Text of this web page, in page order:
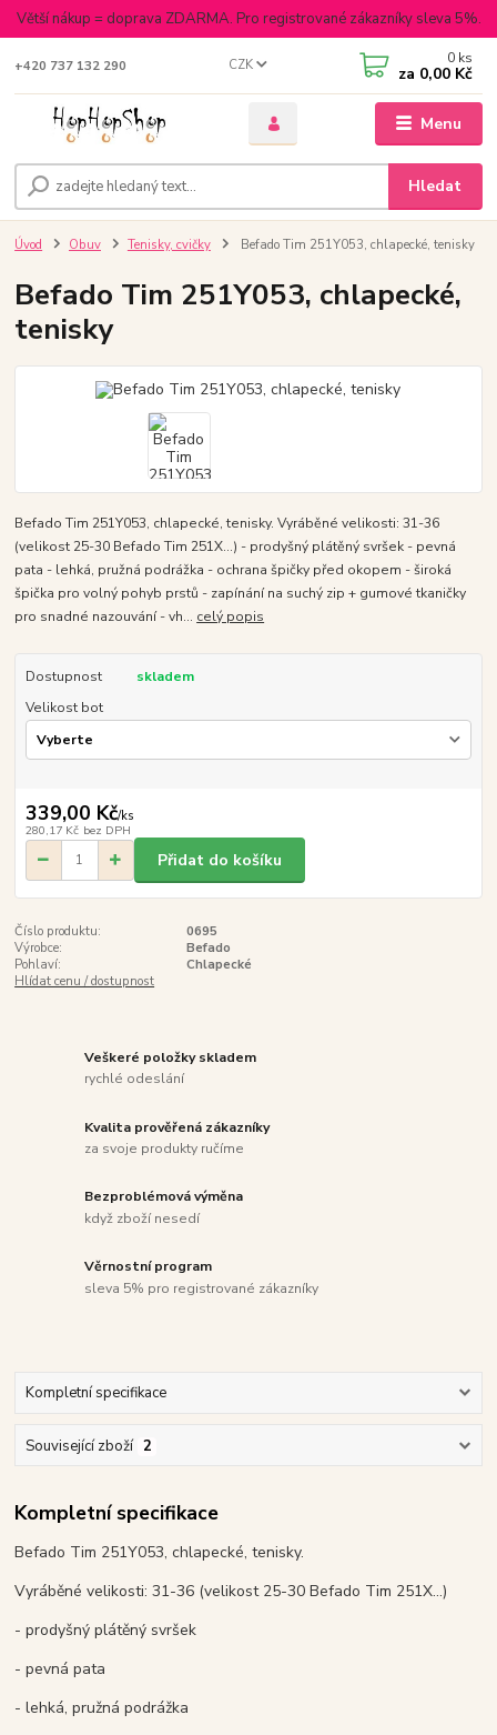
Větší nákup = doprava ZDARMA. Pro registrované zákazníky sleva 5%.
Menu
CZK
Hledat
+420 737 132 290 0 ks
za 0,00 Kč
Úvod Obuv Tenisky, cvičky Befado Tim 251Y053, chlapecké, tenisky
Befado Tim 251Y053, chlapecké,
tenisky
Befado Tim 251Y053, chlapecké, tenisky. Vyráběné velikosti: 31-36
(velikost 25-30 Befado Tim 251X...) - prodyšný plátěný svršek - pevná
pata - lehká, pružná podrážka - ochrana špičky před okopem - široká
špička pro volný pohyb prstů - zapínání na suchý zip + gumové tkaničky
pro snadné nazouvání - vh... celý popis
Dostupnost
skladem
Velikost bot
339,00 Kč/ks
280,17 Kč bez DPH
Přidat do košíku
Číslo produktu:
0695
Výrobce:
Befado
Pohlaví:
Chlapecké
Hlídat cenu / dostupnost
Veškeré položky skladem
rychlé odeslání
Kvalita prověřená zákazníky
za svoje produkty ručíme
Bezproblémová výměna
když zboží nesedí
Věrnostní program
sleva 5% pro registrované zákazníky
Kompletní specifikace
Související zboží 2
Kompletní specifikace
Befado Tim 251Y053, chlapecké, tenisky.
Vyráběné velikosti: 31-36 (velikost 25-30 Befado Tim 251X...)
- prodyšný plátěný svršek
- pevná pata
- lehká, pružná podrážka